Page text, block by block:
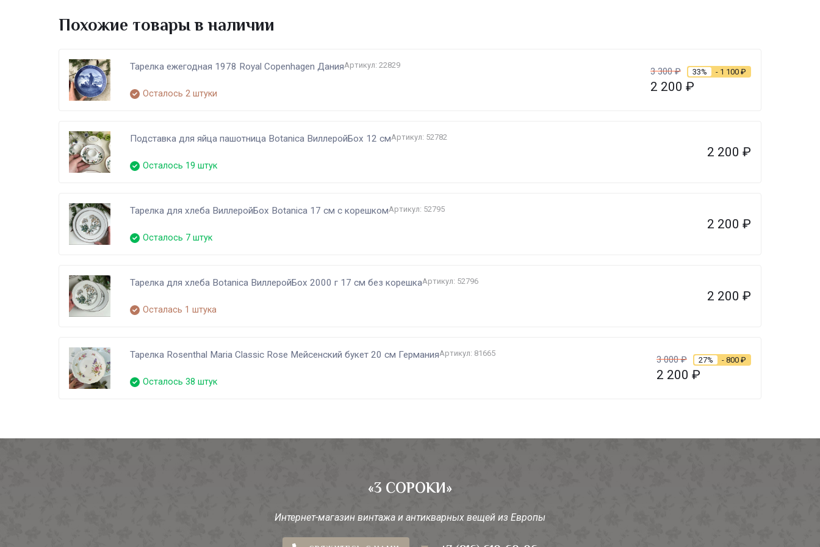
Похожие товары в наличии
​Тарелка ежегодная 1978 Royal Copenhagen ДанияАртикул: 22829
Осталось 2 штуки
3 300₽ 33% - 1 100 ₽
2 200 ₽
Подставка для яйца пашотница Botanica ВиллеройБох 12 смАртикул: 52782
Осталось 19 штук
2 200 ₽
Тарелка для хлеба ВиллеройБох Botanica 17 см с корешкомАртикул: 52795
Осталось 7 штук
2 200 ₽
Тарелка для хлеба Botanica ВиллеройБох 2000 г 17 см без корешкаАртикул: 52796
Осталась 1 штука
2 200 ₽
Тарелка Rosenthal Maria Classic Rose Мейсенский букет 20 см ГерманияАртикул: 81665
Осталось 38 штук
3 000₽ 27% - 800 ₽
2 200 ₽
«3 СОРОКИ»
Интернет-магазин винтажа и антикварных вещей из Европы